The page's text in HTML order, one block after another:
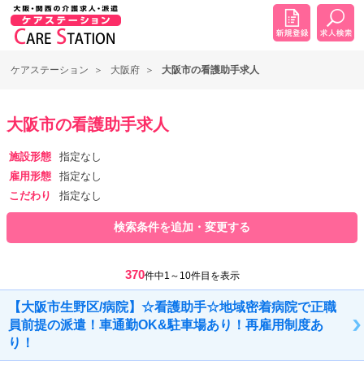
ケアステーション 大阪府 大阪市の看護助手求人
大阪市の看護助手求人
施設形態
指定なし
雇用形態
指定なし
こだわり
指定なし
検索条件を追加・変更する
370件中1～10件目を表示
【大阪市生野区/病院】☆看護助手☆地域密着病院で正職
員前提の派遣！車通勤OK&駐車場あり！再雇用制度あ
り！